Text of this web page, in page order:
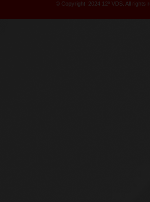
© Copyright 2024 12º VDS. All rights